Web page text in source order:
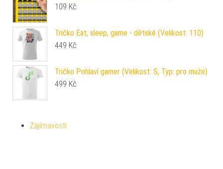
109 Kč
Tričko Eat, sleep, game - dětské (Velikost: 110)
449 Kč
Tričko Pohlaví gamer (Velikost: S, Typ: pro muže)
499 Kč
Zajímavosti